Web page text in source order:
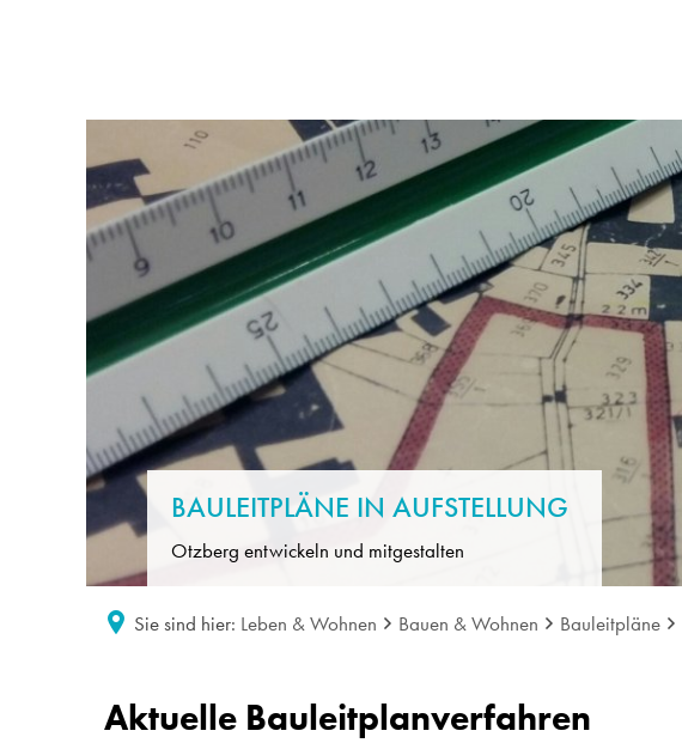
BAULEITPLÄNE IN AUFSTELLUNG
Otzberg entwickeln und mitgestalten
Sie sind hier: Leben & Wohnen Bauen & Wohnen Bauleitpläne
BauleitpläneAktuelle Bauleitplanverfahren